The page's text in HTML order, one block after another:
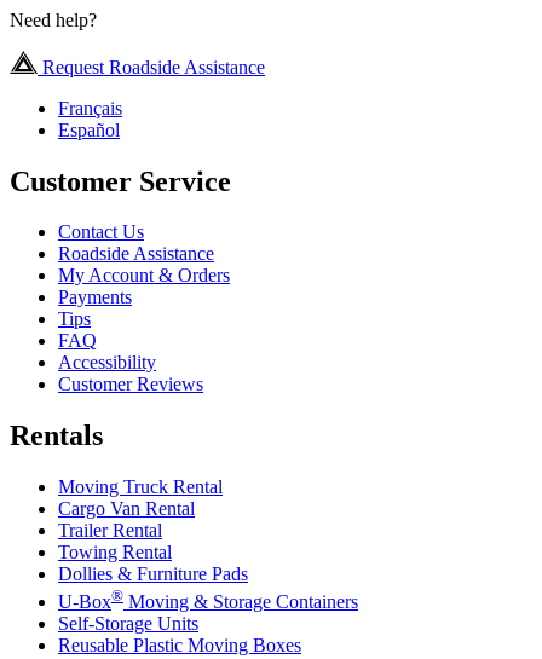
Need help?
Request Roadside Assistance
Français
Español
Customer Service
Contact Us
Roadside Assistance
My Account & Orders
Payments
Tips
FAQ
Accessibility
Customer Reviews
Rentals
Moving Truck Rental
Cargo Van Rental
Trailer Rental
Towing Rental
Dollies & Furniture Pads
U-Box® Moving & Storage Containers
Self-Storage Units
Reusable Plastic Moving Boxes